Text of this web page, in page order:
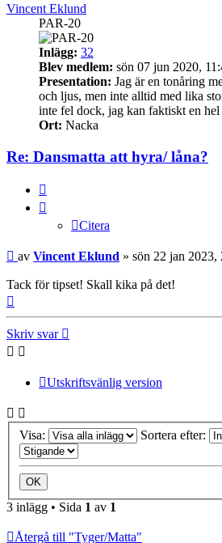
Vincent Eklund
PAR-20
Inlägg: 32
Blev medlem: sön 07 jun 2020,
Presentation: Jag är en tonåring
och ljus, men inte alltid med lika
inte fel dock, jag kan faktiskt en hel
Ort: Nacka
Re: Dansmatta att hyra/ låna?
Citera
Inlägg
av Vincent Eklund » sön 22 jan 2023,
Tack för tipset! Skall kika på det!
Skriv svar
Utskriftsvänlig version
Visa: Sortera efter:
3 inlägg • Sida 1 av 1
Återgå till "Tyger/Matta"